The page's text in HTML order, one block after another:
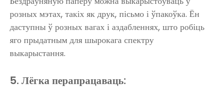
розных мэтах, такіх як друк, пісьмо і ўпакоўка. Ён
даступны ў розных вагах і аздабленнях, што робіць
яго прыдатным для шырокага спектру
выкарыстання.
5. Лёгка перапрацаваць: